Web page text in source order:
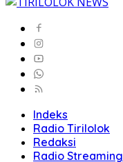
Indeks
Radio Tirilolok
Redaksi
Radio Streaming